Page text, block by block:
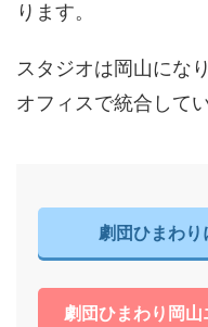
ります。
スタジオは岡山にな
オフィスで統合してい
劇団ひまわり
劇団ひまわり岡